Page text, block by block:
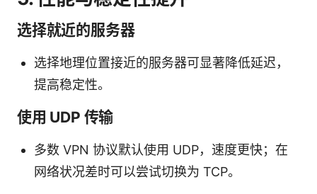
选择就近的服务器
选择地理位置接近的服务器可显著降低延迟，
提高稳定性。
使用 UDP 传输
多数 VPN 协议默认使用 UDP，速度更快；在
网络状况差时可以尝试切换为 TCP。